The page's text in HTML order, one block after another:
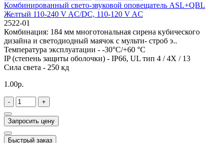
Комбинированный свето-звуковой оповещатель ASL+QBL
Желтый 110-240 V AC/DC, 110-120 V AC
2522-01
Комбинация: 184 мм многотональная сирена кубического
дизайна и светодиодный маячок с мульти- строб э..
Температура эксплуатации - -30°C/+60 °C
IP (степень защиты оболочки) - IP66, UL тип 4 / 4X / 13
Сила света - 250 кд
1.00р.
- +
Запросить цену
Быстрый заказ